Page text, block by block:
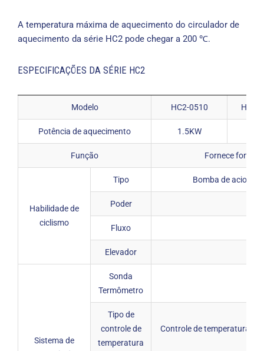
A temperatura máxima de aquecimento do circulador de
aquecimento da série HC2 pode chegar a 200 ℃.
ESPECIFICAÇÕES DA SÉRIE HC2
Modelo HC2-0510 HC2-
Potência de aquecimento 1.5KW
Função Fornece fonte
Habilidade de
ciclismo
Tipo Bomba de
Poder
Fluxo
Elevador
Sistema de
Sonda
Termômetro
Tipo de
controle de
temperatura
Controle de temperatura